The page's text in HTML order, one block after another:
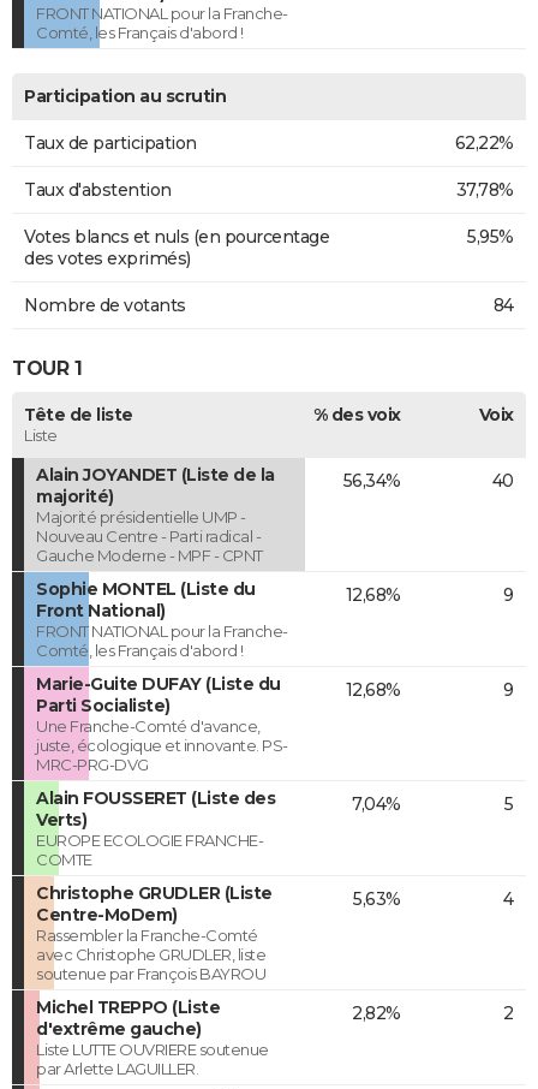
FRONT NATIONAL pour la Franche-
Comté, les Français d'abord !
Participation au scrutin
Taux de participation 62,22%
Taux d'abstention 37,78%
Votes blancs et nuls (en pourcentage
des votes exprimés)
5,95%
Nombre de votants 84
TOUR 1
Tête de liste
Liste
% des voix Voix
Alain JOYANDET (Liste de la
majorité)
Majorité présidentielle UMP -
Nouveau Centre - Parti radical -
Gauche Moderne - MPF - CPNT
56,34% 40
Sophie MONTEL (Liste du
Front National)
FRONT NATIONAL pour la Franche-
Comté, les Français d'abord !
12,68% 9
Marie-Guite DUFAY (Liste du
Parti Socialiste)
Une Franche-Comté d'avance,
juste, écologique et innovante. PS-
MRC-PRG-DVG
12,68% 9
Alain FOUSSERET (Liste des
Verts)
EUROPE ECOLOGIE FRANCHE-
COMTE
7,04% 5
Christophe GRUDLER (Liste
Centre-MoDem)
Rassembler la Franche-Comté
avec Christophe GRUDLER, liste
soutenue par François BAYROU
5,63% 4
Michel TREPPO (Liste
d'extrême gauche)
Liste LUTTE OUVRIERE soutenue
par Arlette LAGUILLER.
2,82% 2